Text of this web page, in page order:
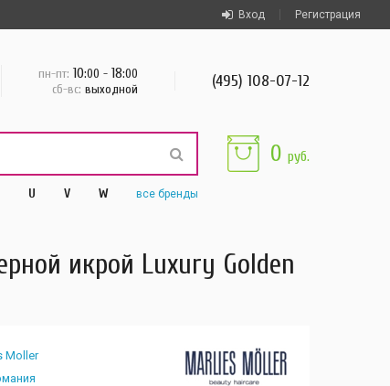
Вход Регистрация
пн-пт: 10:00 - 18:00
сб-вс: выходной (495) 108-07-12
U V W все бренды
0 руб.
икрой Luxury Golden
Moller